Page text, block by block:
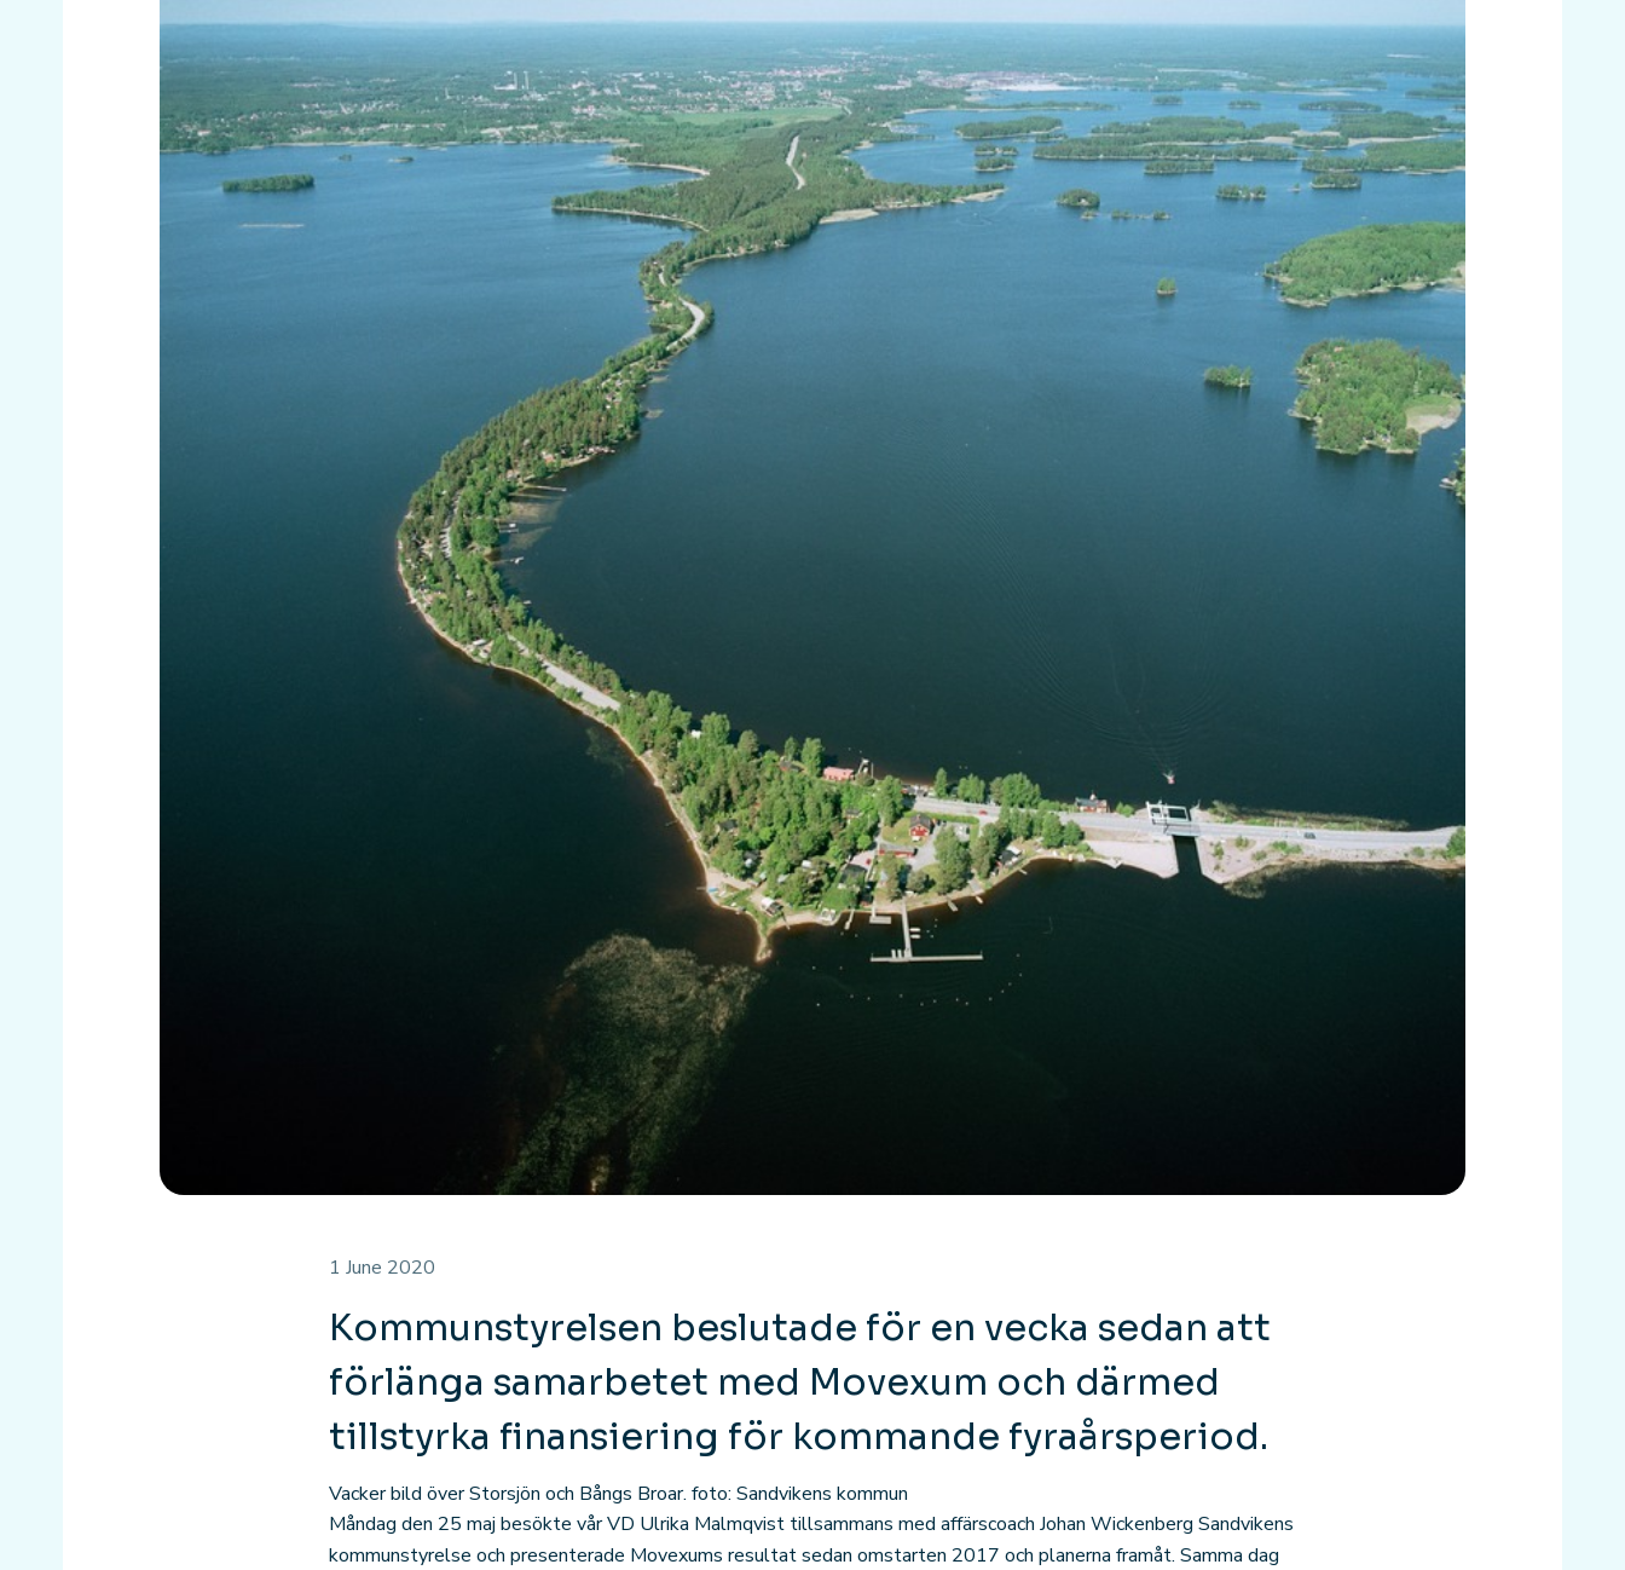
1 June 2020
Kommunstyrelsen beslutade för en vecka sedan att
förlänga samarbetet med Movexum och därmed
tillstyrka finansiering för kommande fyraårsperiod.
Vacker bild över Storsjön och Bångs Broar. foto: Sandvikens kommun
Måndag den 25 maj besökte vår VD Ulrika Malmqvist tillsammans med affärscoach Johan Wickenberg Sandvikens
kommunstyrelse och presenterade Movexums resultat sedan omstarten 2017 och planerna framåt. Samma dag